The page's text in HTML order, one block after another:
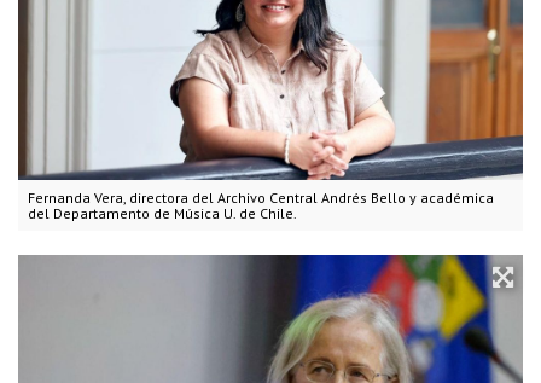
Fernanda Vera, directora del Archivo Central Andrés Bello y académica
del Departamento de Música U. de Chile.